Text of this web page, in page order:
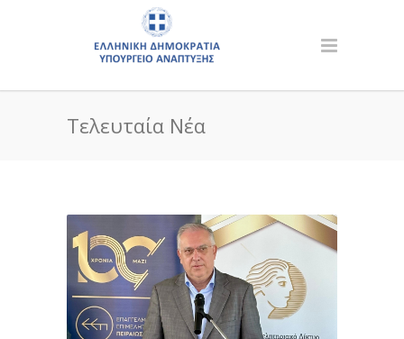
Τελευταία Νέα